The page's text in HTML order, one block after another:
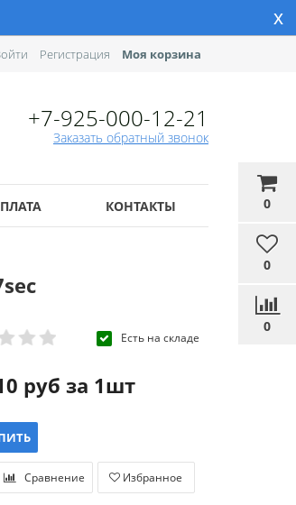
x
0
0
0
Регистрация Моя корзина
+7-925-000-12-21
Заказать обратный звонок
КОНТАКТЫ
Есть на складе
руб за 1шт
Сравнение Избранное